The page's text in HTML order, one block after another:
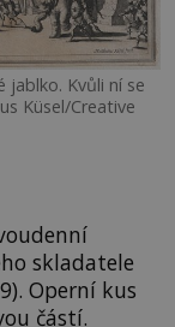
jablko. Kvůli ní se
Küsel/Creative
skladatele
Operní kus
částí.